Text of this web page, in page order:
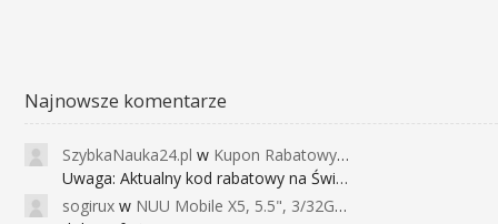
Najnowsze komentarze
SzybkaNauka24.pl w Kupon Rabatowy na Kurs Angielskiego dla Dzieci - FunEnglish
Uwaga: Aktualny kod rabatowy na Święta (
sogirux w NUU Mobile X5, 5.5", 3/32GB, czujnik linii papilarnych, 2950mAh, aparat 13MP za 267zł - Banggood